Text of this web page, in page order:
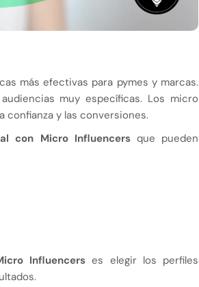
más efectivas para pymes y marcas.
muy específicas. Los micro
confianza y las conversiones.
con Micro Influencersque pueden
Influencers es elegir los perfiles